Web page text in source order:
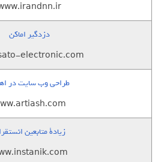
دزدگیر اماکن
electronic.com
طراحی وب سایت در
زيادة متابعين